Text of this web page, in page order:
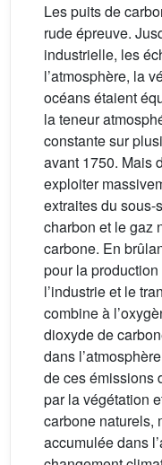
Les puits de
rude épreuve.
industrielle, les
l’atmosphère, la
océans étaient
la teneur
constante sur
avant 1750. Mais
exploiter
extraites du
charbon et le gaz
carbone. En
pour la
l’industrie et le
combine à
dioxyde de
dans
de ces émissions
par la végétation
carbone naturels,
accumulée dans